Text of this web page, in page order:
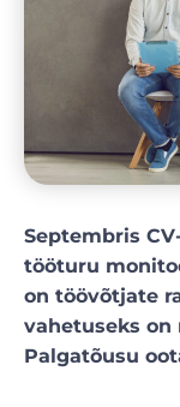
Septembris
tööturu
on töövõtjate
vahetuseks
Palgatõusu